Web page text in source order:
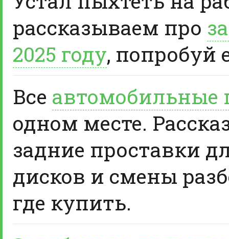
рассказываем про
2025 году, попробуй
Все автомобильные
одном месте.
задние проставки
дисков и смены
где купить.